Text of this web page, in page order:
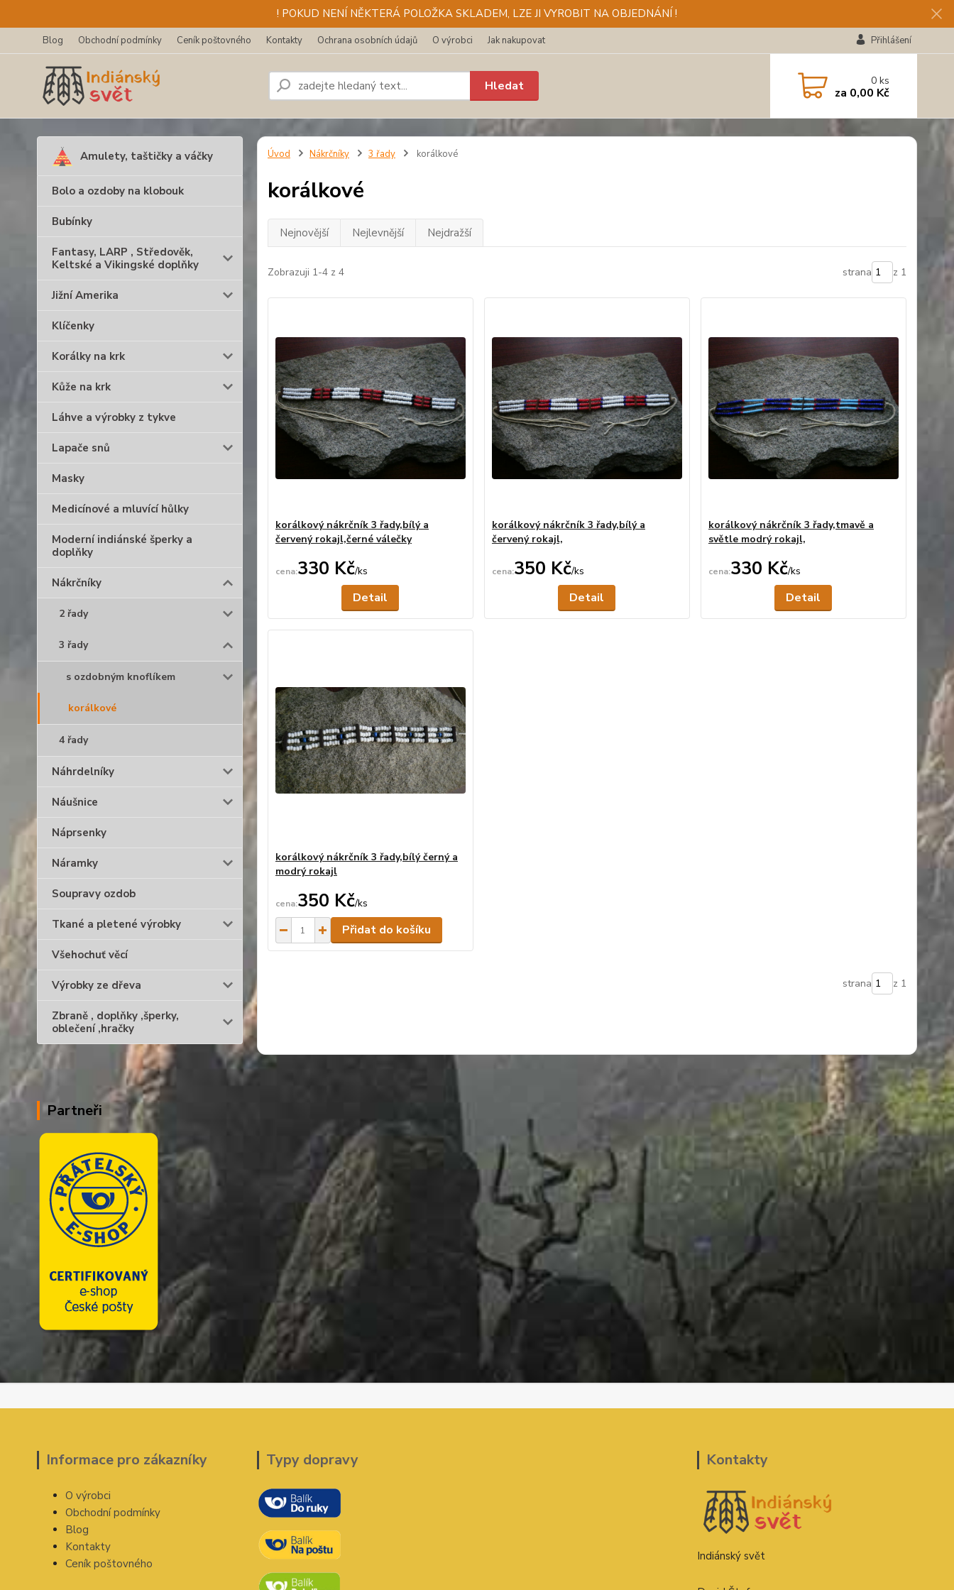
! POKUD NENÍ NĚKTERÁ POLOŽKA SKLADEM, LZE JI VYROBIT NA OBJEDNÁNÍ !
Blog Obchodní podmínky Ceník poštovného Kontakty Ochrana osobních údajů O výrobci Jak nakupovat Přihlášení
Hledat 0ks
za 0,00 Kč
Amulety, taštičky a váčky
Bolo a ozdoby na klobouk
Bubínky
Fantasy, LARP , Středověk,
Keltské a Vikingské doplňky
Jižní Amerika
Klíčenky
Korálky na krk
Kůže na krk
Láhve a výrobky z tykve
Lapače snů
Masky
Medicínové a mluvící hůlky
Moderní indiánské šperky a
doplňky
Nákrčníky
2 řady
3 řady
s ozdobným knoflíkem
korálkové
4 řady
Náhrdelníky
Náušnice
Náprsenky
Náramky
Soupravy ozdob
Tkané a pletené výrobky
Všehochuť věcí
Výrobky ze dřeva
Zbraně , doplňky ,šperky,
oblečení ,hračky
Partneři
Úvod Nákrčníky 3 řady korálkové
korálkové
Nejnovější Nejlevnější Nejdražší
Zobrazuji 1-4 z 4 strana z 1
korálkový nákrčník 3 řady,bílý a
červený rokajl,černé válečky
330 Kč/ks
Detail
korálkový nákrčník 3 řady,bílý a
červený rokajl,
350 Kč/ks
Detail
korálkový nákrčník 3 řady,tmavě a
světle modrý rokajl,
330 Kč/ks
Detail
korálkový nákrčník 3 řady,bílý černý a
modrý rokajl
350 Kč/ks
Přidat do košíku
strana z 1
Informace pro zákazníky
O výrobci
Obchodní podmínky
Blog
Kontakty
Ceník poštovného
Typy dopravy Kontakty
Indiánský svět